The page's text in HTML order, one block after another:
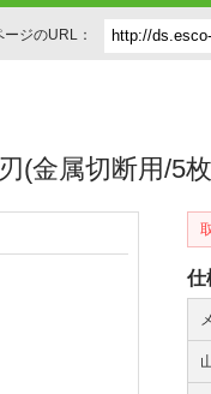
ージのURL：
(金属切断用/5
仕